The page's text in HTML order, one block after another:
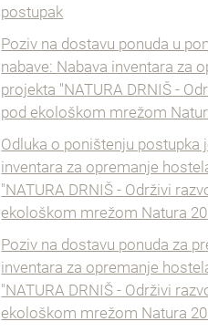
postupak
Poziv na dostavu ponuda u
nabave: Nabava inventara za
projekta "NATURA DRNIŠ -
pod ekološkom mrežom
Odluka o poništenju postupka
inventara za opremanje
"NATURA DRNIŠ - Održivi
ekološkom mrežom Natura
Poziv na dostavu ponuda za
inventara za opremanje
"NATURA DRNIŠ - Održivi
ekološkom mrežom Natura